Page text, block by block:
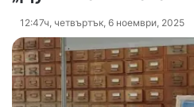
12:47ч, четвъртък, 6 ноември, 2025